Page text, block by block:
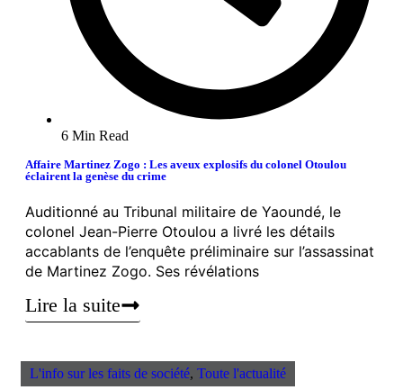
6 Min Read
Affaire Martinez Zogo : Les aveux explosifs du colonel Otoulou
éclairent la genèse du crime
Auditionné au Tribunal militaire de Yaoundé, le
colonel Jean-Pierre Otoulou a livré les détails
accablants de l’enquête préliminaire sur l’assassinat
de Martinez Zogo. Ses révélations
Lire la suite
L'info sur les faits de société, Toute l'actualité